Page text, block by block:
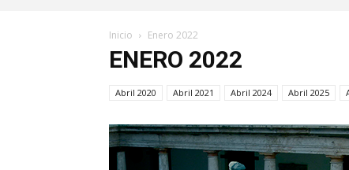
Inicio Enero 2022
ENERO 2022
Abril 2020 Abril 2021 Abril 2024 Abril 2025